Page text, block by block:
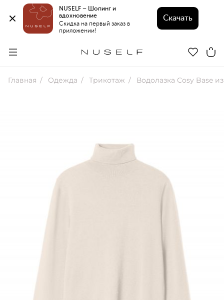
NUSELF – Шопинг и
вдохновение
Скидка на первый заказ в
приложении!
Скачать
Главная Одежда Трикотаж Водолазка Cosy Base из мериноса